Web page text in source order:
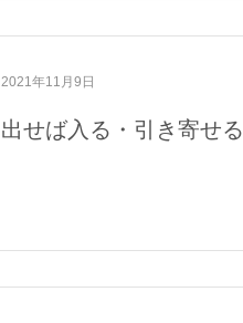
出せば入る・引き寄せる
2021年11月9日